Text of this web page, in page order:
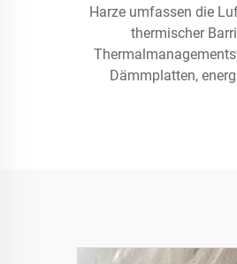
Harze umfassen die
thermischer
Dämmplatten,